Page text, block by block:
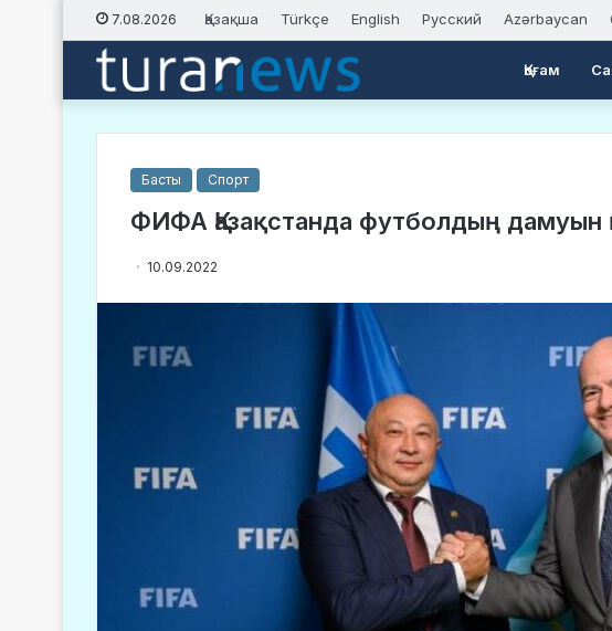
7.08.2026 Қазақша Türkçe English Русский Azərbaycan
Қоғам
Басты Спорт
ФИФА Қазақстанда футболдың дамуын
10.09.2022